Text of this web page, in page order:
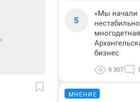
5
«Мы начали
бизнес
9 307
МНЕНИЕ